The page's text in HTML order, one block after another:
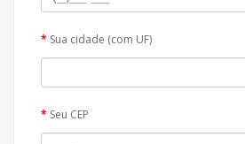
Sua cidade (com UF)
Seu CEP